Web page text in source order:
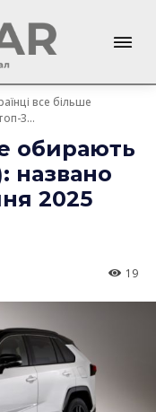
все більше
3...
обирають
названо
2025
19